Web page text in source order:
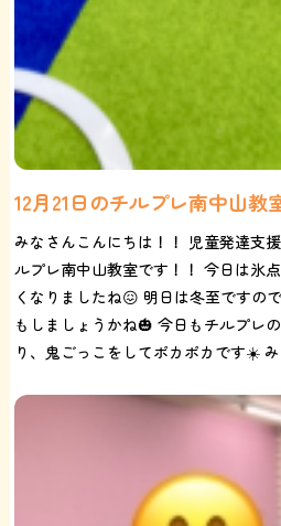
12月21日のチルプレ南中山教
みなさんこんにちは！！ 児童発達支
ルプレ南中山教室です！！ 今日は氷
くなりましたね😖 明日は冬至ですの
もしましょうかね🎃 今日もチルプレ
り、鬼ごっこをしてポカポカです☀️